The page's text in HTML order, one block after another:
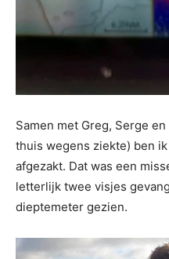
Samen met Greg, Serge
thuis wegens ziekte) ben
afgezakt. Dat was een
letterlijk twee visjes
dieptemeter gezien.